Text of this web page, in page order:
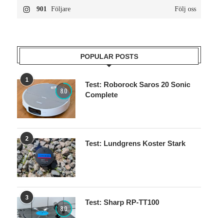
901 Följare Följ oss
POPULAR POSTS
1
8.0
Test: Roborock Saros 20 Sonic
Complete
2
Test: Lundgrens Koster Stark
3
8.0
Test: Sharp RP-TT100